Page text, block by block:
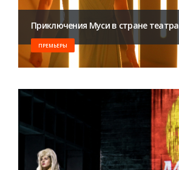
Приключения Муси в стране театра
ПРЕМЬЕРЫ